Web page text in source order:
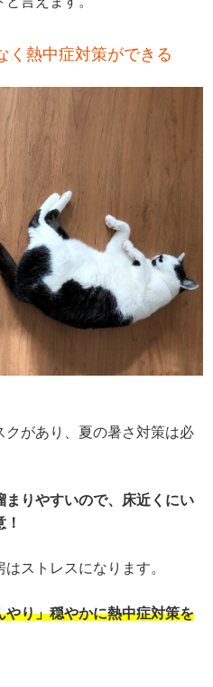
く熱中症対策ができる
があり、夏の暑さ対策は必
まりやすいので、床近くにい
ストレスになります。
やり」穏やかに熱中症対策を